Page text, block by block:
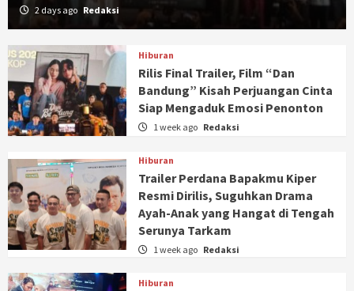
2 days ago Redaksi
Hiburan
Rilis Final Trailer, Film “Dan
Bandung” Kisah Perjuangan Cinta
Siap Mengaduk Emosi Penonton
1 week ago Redaksi
Hiburan
Trailer Perdana Bapakmu Kiper
Resmi Dirilis, Suguhkan Drama
Ayah-Anak yang Hangat di Tengah
Serunya Tarkam
1 week ago Redaksi
Hiburan